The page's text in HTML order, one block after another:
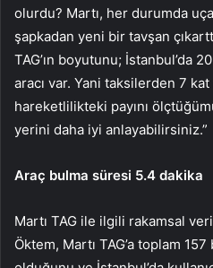
olurdu? Martı, her durumda
şapkadan yeni bir tavşan
TAG’ın boyutunu; İstanbul’da
aracı var. Yani taksilerden 7
hareketlilikteki payını
yerini daha iyi anlayabilirsiniz.”
Araç bulma süresi 5.4 dakika
Martı TAG ile ilgili rakamsal
Öktem, Martı TAG’a toplam